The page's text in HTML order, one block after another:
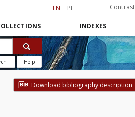
EN PL Contrast
INDEXES
Help
Download bibliography description